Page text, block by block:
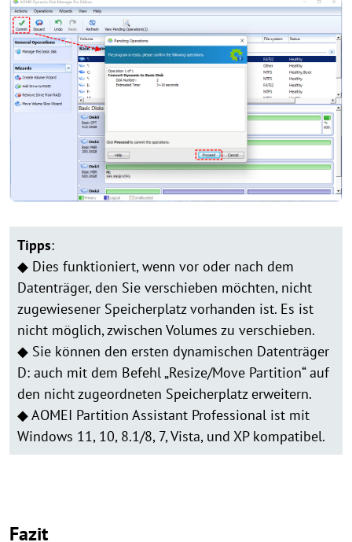
Tipps:
◆ Dies funktioniert, wenn vor oder nach dem
Datenträger, den Sie verschieben möchten, nicht
zugewiesener Speicherplatz vorhanden ist. Es ist
nicht möglich, zwischen Volumes zu verschieben.
◆ Sie können den ersten dynamischen Datenträger
D: auch mit dem Befehl „Resize/Move Partition“ auf
den nicht zugeordneten Speicherplatz erweitern.
◆ AOMEI Partition Assistant Professional ist mit
Windows 11, 10, 8.1/8, 7, Vista, und XP kompatibel.
Fazit